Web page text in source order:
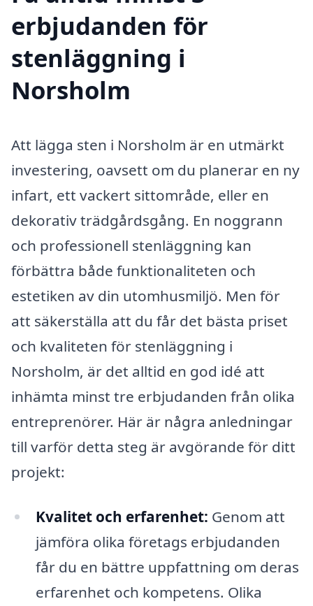
erbjudanden för
stenläggning i
Norsholm
Att lägga sten i Norsholm är en utmärkt
investering, oavsett om du planerar en ny
infart, ett vackert sittområde, eller en
dekorativ trädgårdsgång. En noggrann
och professionell stenläggning kan
förbättra både funktionaliteten och
estetiken av din utomhusmiljö. Men för
att säkerställa att du får det bästa priset
och kvaliteten för stenläggning i
Norsholm, är det alltid en god idé att
inhämta minst tre erbjudanden från olika
entreprenörer. Här är några anledningar
till varför detta steg är avgörande för ditt
projekt:
Kvalitet och erfarenhet: Genom att
jämföra olika företags erbjudanden
får du en bättre uppfattning om deras
erfarenhet och kompetens. Olika